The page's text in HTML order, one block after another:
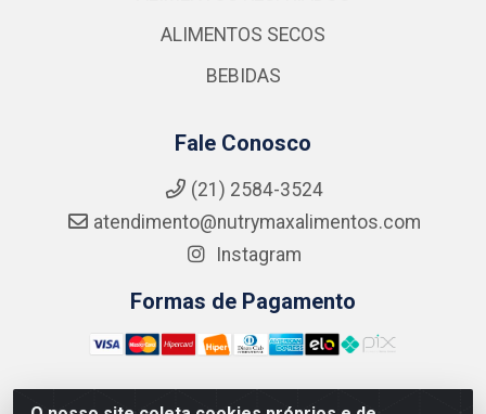
ALIMENTOS SECOS
BEBIDAS
Fale Conosco
(21) 2584-3524
atendimento@nutrymaxalimentos.com
Instagram
Formas de Pagamento